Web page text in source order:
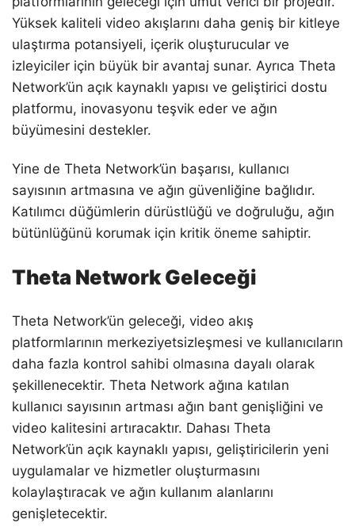
Yüksek kaliteli video akışlarını daha geniş bir kitleye
ulaştırma potansiyeli, içerik oluşturucular ve
izleyiciler için büyük bir avantaj sunar. Ayrıca Theta
Network’ün açık kaynaklı yapısı ve geliştirici dostu
platformu, inovasyonu teşvik eder ve ağın
büyümesini destekler.
Yine de Theta Network’ün başarısı, kullanıcı
sayısının artmasına ve ağın güvenliğine bağlıdır.
Katılımcı düğümlerin dürüstlüğü ve doğruluğu, ağın
bütünlüğünü korumak için kritik öneme sahiptir.
Theta Network Geleceği
Theta Network’ün geleceği, video akış
platformlarının merkeziyetsizleşmesi ve kullanıcıların
daha fazla kontrol sahibi olmasına dayalı olarak
şekillenecektir. Theta Network ağına katılan
kullanıcı sayısının artması ağın bant genişliğini ve
video kalitesini artıracaktır. Dahası Theta
Network’ün açık kaynaklı yapısı, geliştiricilerin yeni
uygulamalar ve hizmetler oluşturmasını
kolaylaştıracak ve ağın kullanım alanlarını
genişletecektir.